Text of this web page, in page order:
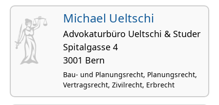
Michael Ueltschi
Advokaturbüro Ueltschi & Studer
Spitalgasse 4
3001 Bern
Bau- und Planungsrecht, Planungsrecht,
Vertragsrecht, Zivilrecht, Erbrecht